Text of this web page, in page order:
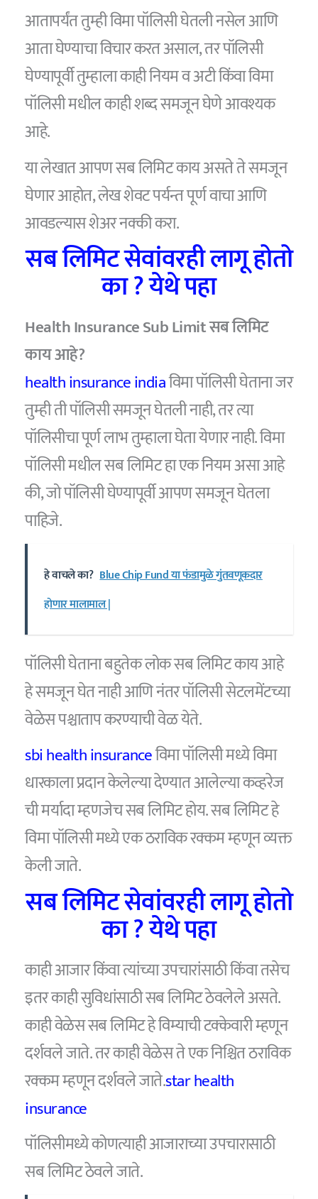
आतापर्यंत तुम्ही विमा पॉलिसी घेतली नसेल आणि
आता घेण्याचा विचार करत असाल, तर पॉलिसी
घेण्यापूर्वी तुम्हाला काही नियम व अटी किंवा विमा
पॉलिसी मधील काही शब्द समजून घेणे आवश्यक
आहे.
या लेखात आपण सब लिमिट काय असते ते समजून
घेणार आहोत, लेख शेवट पर्यन्त पूर्ण वाचा आणि
आवडल्यास शेअर नक्की करा.
सब लिमिट सेवांवरही लागू होतो
का ? येथे पहा
Health Insurance Sub Limit सब लिमिट
काय आहे?
health insurance indiaविमा पॉलिसी घेताना जर
तुम्ही ती पॉलिसी समजून घेतली नाही, तर त्या
पॉलिसीचा पूर्ण लाभ तुम्हाला घेता येणार नाही. विमा
पॉलिसी मधील सब लिमिट हा एक नियम असा आहे
की, जो पॉलिसी घेण्यापूर्वी आपण समजून घेतला
पाहिजे.
हे वाचले का? Blue Chip Fund या फंडामुळे गुंतवणूकदार
होणार मालामाल |
पॉलिसी घेताना बहुतेक लोक सब लिमिट काय आहे
हे समजून घेत नाही आणि नंतर पॉलिसी सेटलमेंटच्या
वेळेस पश्चाताप करण्याची वेळ येते.
sbi health insuranceविमा पॉलिसी मध्ये विमा
धारकाला प्रदान केलेल्या देण्यात आलेल्या कव्हरेज
ची मर्यादा म्हणजेच सब लिमिट होय. सब लिमिट हे
विमा पॉलिसी मध्ये एक ठराविक रक्कम म्हणून व्यक्त
केली जाते.
सब लिमिट सेवांवरही लागू होतो
का ? येथे पहा
काही आजार किंवा त्यांच्या उपचारांसाठी किंवा तसेच
इतर काही सुविधांसाठी सब लिमिट ठेवलेले असते.
काही वेळेस सब लिमिट हे विम्याची टक्केवारी म्हणून
दर्शवले जाते. तर काही वेळेस ते एक निश्चित ठराविक
रक्कम म्हणून दर्शवले जाते.star health
insurance
पॉलिसीमध्ये कोणत्याही आजाराच्या उपचारासाठी
सब लिमिट ठेवले जाते.